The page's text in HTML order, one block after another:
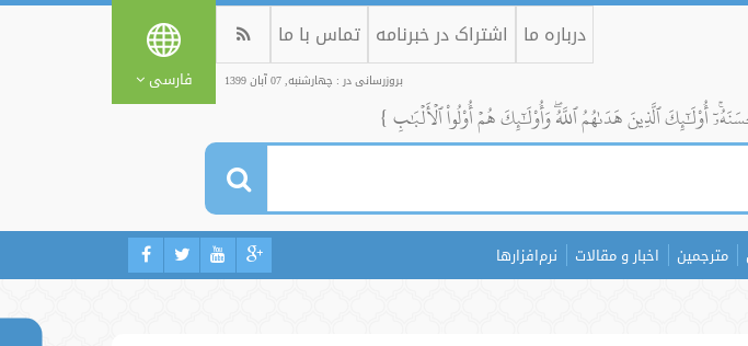
درباره ما اشتراک در خبرنامه تماس با ما
بروزرسانی در : چهارشنبه, 07 آبان 1399 فارسی
أُوْلَٰٓئِكَ ٱلَّذِينَ هَدَىٰهُمُ ٱللَّهُۖ وَأُوْلَٰٓئِكَ هُمۡ أُوْلُواْ ٱلۡأَلۡبَٰبِ }
مترجمین اخبار و مقالات نرم‌افزارها